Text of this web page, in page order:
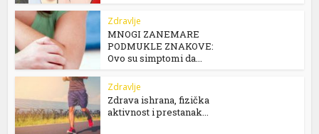
Zdravlje
MNOGI ZANEMARE
PODMUKLE ZNAKOVE:
Ovo su simptomi da...
Zdravlje
Zdrava ishrana, fizička
aktivnost i prestanak...